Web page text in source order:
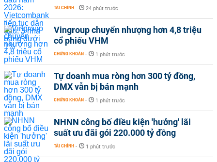
TÀI CHÍNH - 24 phút trước
Vingroup chuyển nhượng hơn 4,8 triệu
cổ phiếu VHM
CHỨNG KHOÁN - 1 phút trước
Tự doanh mua ròng hơn 300 tỷ đồng,
DMX vẫn bị bán mạnh
CHỨNG KHOÁN - 1 phút trước
NHNN công bố điều kiện 'hưởng' lãi
suất ưu đãi gói 220.000 tỷ đồng
TÀI CHÍNH - 1 phút trước